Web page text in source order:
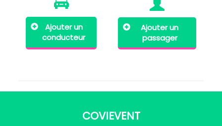
Ajouter un
conducteur
Ajouter un
passager
COVIEVENT